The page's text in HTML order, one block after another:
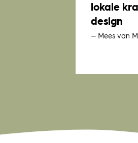
lokale
design
— Mees van